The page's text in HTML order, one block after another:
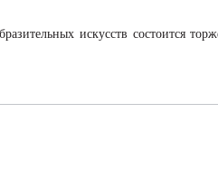
искусств состоится